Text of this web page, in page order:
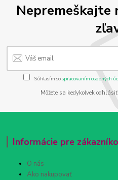
Nepremeškajte
Súhlasím sospracovaním osobných
Môžete sa kedykoľvek
Informácie pre
O nás
Ako nakupovať